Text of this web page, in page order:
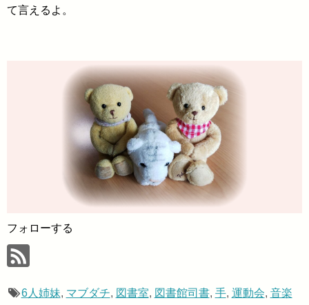
て言えるよ。
フォローする
6人姉妹, マブダチ, 図書室, 図書館司書, 手, 運動会, 音楽